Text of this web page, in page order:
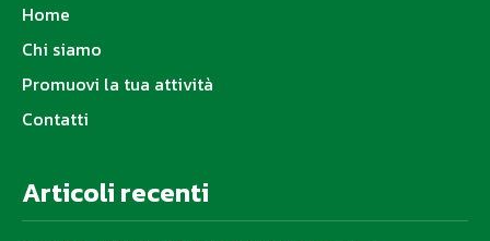
Home
Chi siamo
Promuovi la tua attività
Contatti
Articoli recenti